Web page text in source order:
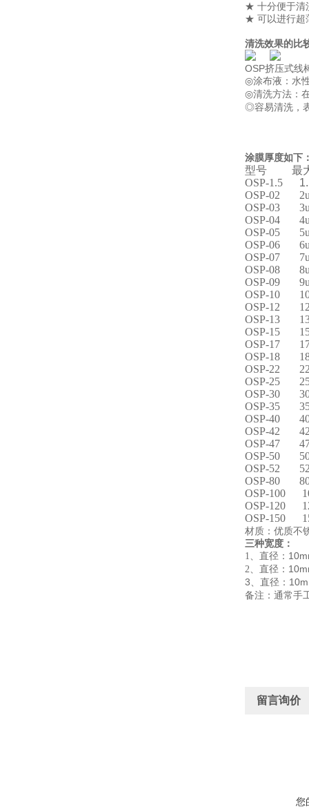
★ 十分便于清
★ 可以进行超
清洗效果的比
OSP挤压式
◎涂布
◎清洗方法：
◎容易清洗，
涂膜厚度如下
型号 最大
OSP-1.5
OSP-02
OSP-03
OSP-04
OSP-05
OSP-06
OSP-07
OSP-08
OSP-09
OSP-10
OSP-12
OSP-13
OSP-15
OSP-17
OSP-18
OSP-22
OSP-25
OSP-30
OSP-35
OSP-40
OSP-42
OSP-47
OSP-50
OSP-52
OSP-80
OSP-100
OSP-120
OSP-150
材质：优质不
三种宽度：
1、 直径：
2、 直径：
3、 直径：
备注：通常手
留言询价
您